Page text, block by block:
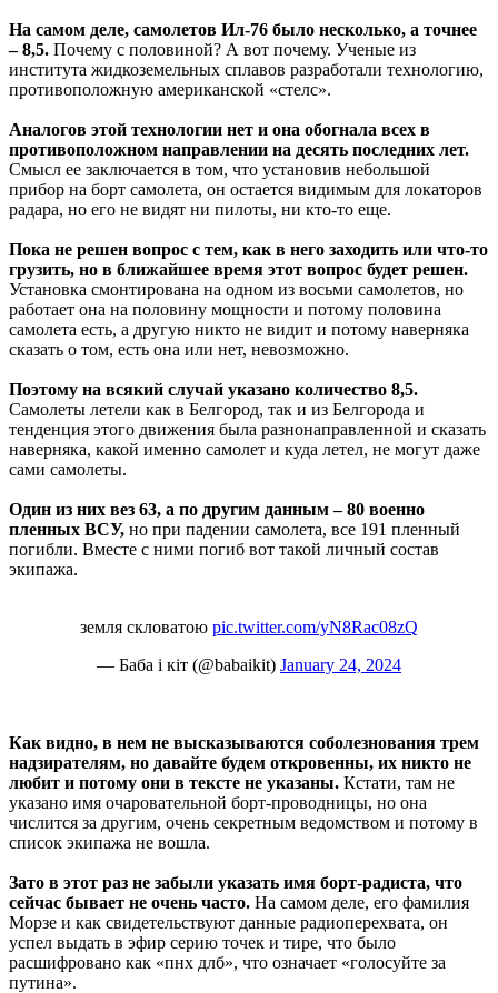
На самом деле, самолетов Ил-76 было несколько, а точнее
– 8,5. Почему с половиной? А вот почему. Ученые из
института жидкоземельных сплавов разработали технологию,
противоположную американской «стелс».
Аналогов этой технологии нет и она обогнала всех в
противоположном направлении на десять последних лет.
Смысл ее заключается в том, что установив небольшой
прибор на борт самолета, он остается видимым для локаторов
радара, но его не видят ни пилоты, ни кто-то еще.
Пока не решен вопрос с тем, как в него заходить или что-то
грузить, но в ближайшее время этот вопрос будет решен.
Установка смонтирована на одном из восьми самолетов, но
работает она на половину мощности и потому половина
самолета есть, а другую никто не видит и потому наверняка
сказать о том, есть она или нет, невозможно.
Поэтому на всякий случай указано количество 8,5.
Самолеты летели как в Белгород, так и из Белгорода и
тенденция этого движения была разнонаправленной и сказать
наверняка, какой именно самолет и куда летел, не могут даже
сами самолеты.
Один из них вез 63, а по другим данным – 80 военно
пленных ВСУ, но при падении самолета, все 191 пленный
погибли. Вместе с ними погиб вот такой личный состав
экипажа.
земля скловатою pic.twitter.com/yN8Rac08zQ
— Баба і кіт (@babaikit) January 24, 2024
Как видно, в нем не высказываются соболезнования трем
надзирателям, но давайте будем откровенны, их никто не
любит и потому они в тексте не указаны. Кстати, там не
указано имя очаровательной борт-проводницы, но она
числится за другим, очень секретным ведомством и потому в
список экипажа не вошла.
Зато в этот раз не забыли указать имя борт-радиста, что
сейчас бывает не очень часто. На самом деле, его фамилия
Морзе и как свидетельствуют данные радиоперехвата, он
успел выдать в эфир серию точек и тире, что было
расшифровано как «пнх длб», что означает «голосуйте за
путина».